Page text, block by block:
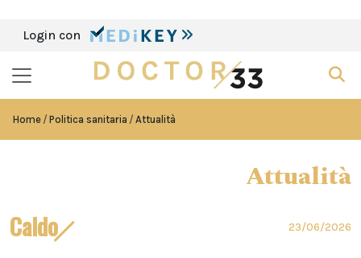
Login con
Home Politica sanitaria Attualità
Attualità
Caldo 23/06/2026